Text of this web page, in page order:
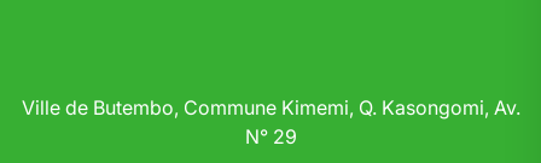
Ville de Butembo, Commune Kimemi, Q. Kasongomi, Av.
N° 29